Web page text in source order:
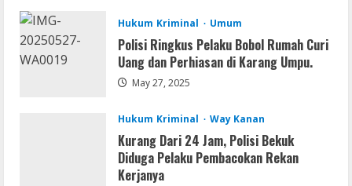
VL
Microsoft 365 Home & Business With
Crack English (To𝚛𝚛еnt)
August 5, 2026
Hukum Kriminal Umum
Polisi Ringkus Pelaku Bobol Rumah Curi
Uang dan Perhiasan di Karang Umpu.
May 27, 2025
Hukum Kriminal Way Kanan
Kurang Dari 24 Jam, Polisi Bekuk
Diduga Pelaku Pembacokan Rekan
Kerjanya